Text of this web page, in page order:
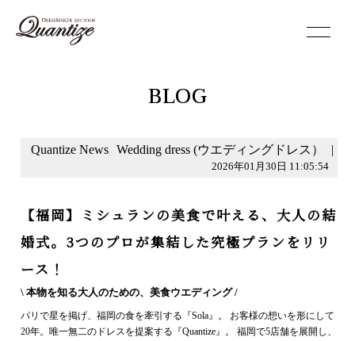
BLOG
Quantize News Wedding dress (ウエディングドレス） |
2026年01月30日 11:05:54
【福岡】ミシュランの美食で叶える、大人の結
婚式。3つのプロが集結した究極プランをリリ
ース！
\ 本物を知る大人のための、美食ウエディング /
パリで星を掲げ、福岡の食を牽引する『Sola』。 お客様の想いを形にして
20年。唯一無二のドレスを提案する『Quantize』。 福岡で5店舗を展開し、